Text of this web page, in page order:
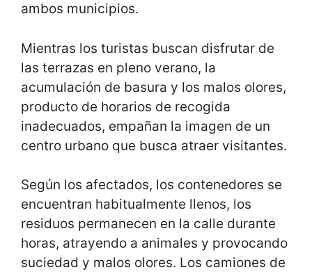
ambos municipios.
Mientras los turistas buscan disfrutar de
las terrazas en pleno verano, la
acumulación de basura y los malos olores,
producto de horarios de recogida
inadecuados, empañan la imagen de un
centro urbano que busca atraer visitantes.
Según los afectados, los contenedores se
encuentran habitualmente llenos, los
residuos permanecen en la calle durante
horas, atrayendo a animales y provocando
suciedad y malos olores. Los camiones de